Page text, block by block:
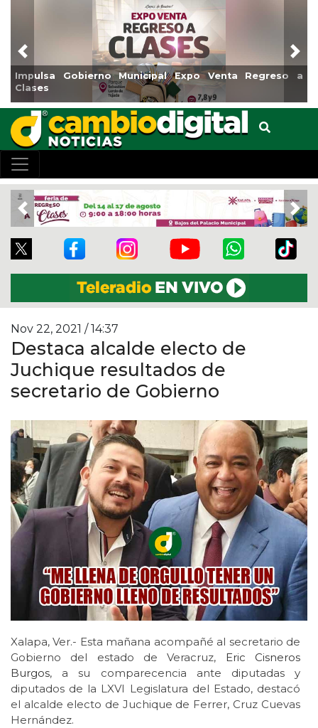
Impulsa Gobierno Municipal Expo Venta Regreso a
Clases
Previous
Previous
Nov 22, 2021 / 14:37
Destaca alcalde electo de
Juchique resultados de
secretario de Gobierno
Xalapa, Ver.- Esta mañana acompañé al secretario de
Gobierno del estado de Veracruz, Eric Cisneros
Burgos, a su comparecencia ante diputadas y
diputados de la LXVI Legislatura del Estado, destacó
el alcalde electo de Juchique de Ferrer, Cruz Cuevas
Hernández.